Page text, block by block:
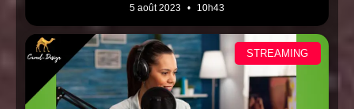
5 août 2023 10h43
STREAMING